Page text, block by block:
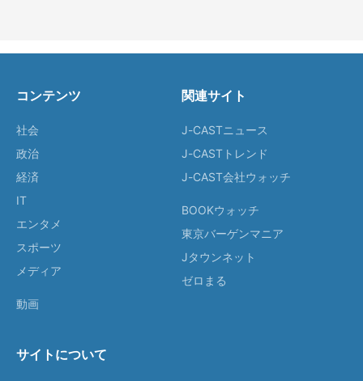
コンテンツ
社会
政治
経済
IT
エンタメ
スポーツ
メディア
動画
関連サイト
J-CASTニュース
J-CASTトレンド
J-CAST会社ウォッチ
BOOKウォッチ
東京バーゲンマニア
Jタウンネット
ゼロまる
サイトについて